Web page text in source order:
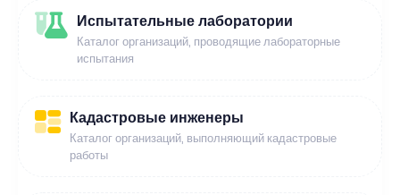
Испытательные лаборатории
Каталог организаций, проводящие лабораторные
испытания
Кадастровые инженеры
Каталог организаций, выполняющий кадастровые
работы